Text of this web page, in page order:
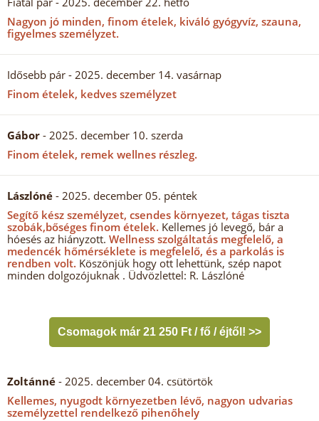
Nagyon jó minden, finom ételek, kiváló gyógyvíz, szauna,
figyelmes személyzet.
Idősebb pár - 2025. december 14. vasárnap
Finom ételek, kedves személyzet
Gábor - 2025. december 10. szerda
Finom ételek, remek wellnes részleg.
Lászlóné - 2025. december 05. péntek
Segítő kész személyzet, csendes környezet, tágas tiszta
szobák,bőséges finom ételek. Kellemes jó levegő, bár a
hóesés az hiányzott. Wellness szolgáltatás megfelelő, a
medencék hőmérséklete is megfelelő, és a parkolás is
rendben volt. Köszönjük hogy ott lehettünk, szép napot
minden dolgozójuknak . Üdvözlettel: R. Lászlóné
Csomagok már 21 250 Ft / fő / éjtől! >>
Zoltánné - 2025. december 04. csütörtök
Kellemes, nyugodt környezetben lévő, nagyon udvarias
személyzettel rendelkező pihenőhely